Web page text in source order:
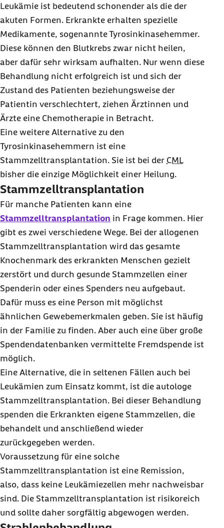
Leukämie ist bedeutend schonender als die der
akuten Formen. Erkrankte erhalten spezielle
Medikamente, sogenannte Tyrosinkinasehemmer.
Diese können den Blutkrebs zwar nicht heilen,
aber dafür sehr wirksam aufhalten. Nur wenn diese
Behandlung nicht erfolgreich ist und sich der
Zustand des Patienten beziehungsweise der
Patientin verschlechtert, ziehen Ärztinnen und
Ärzte eine Chemotherapie in Betracht.
Eine weitere Alternative zu den
Tyrosinkinasehemmern ist eine
Stammzelltransplantation. Sie ist bei der CML
bisher die einzige Möglichkeit einer Heilung.
Stammzelltransplantation
Für manche Patienten kann eine
Stammzelltransplantation in Frage kommen. Hier
gibt es zwei verschiedene Wege. Bei der allogenen
Stammzelltransplantation wird das gesamte
Knochenmark des erkrankten Menschen gezielt
zerstört und durch gesunde Stammzellen einer
Spenderin oder eines Spenders neu aufgebaut.
Dafür muss es eine Person mit möglichst
ähnlichen Gewebemerkmalen geben. Sie ist häufig
in der Familie zu finden. Aber auch eine über große
Spendendatenbanken vermittelte Fremdspende ist
möglich.
Eine Alternative, die in seltenen Fällen auch bei
Leukämien zum Einsatz kommt, ist die autologe
Stammzelltransplantation. Bei dieser Behandlung
spenden die Erkrankten eigene Stammzellen, die
behandelt und anschließend wieder
zurückgegeben werden.
Voraussetzung für eine solche
Stammzelltransplantation ist eine Remission,
also, dass keine Leukämiezellen mehr nachweisbar
sind. Die Stammzelltransplantation ist risikoreich
und sollte daher sorgfältig abgewogen werden.